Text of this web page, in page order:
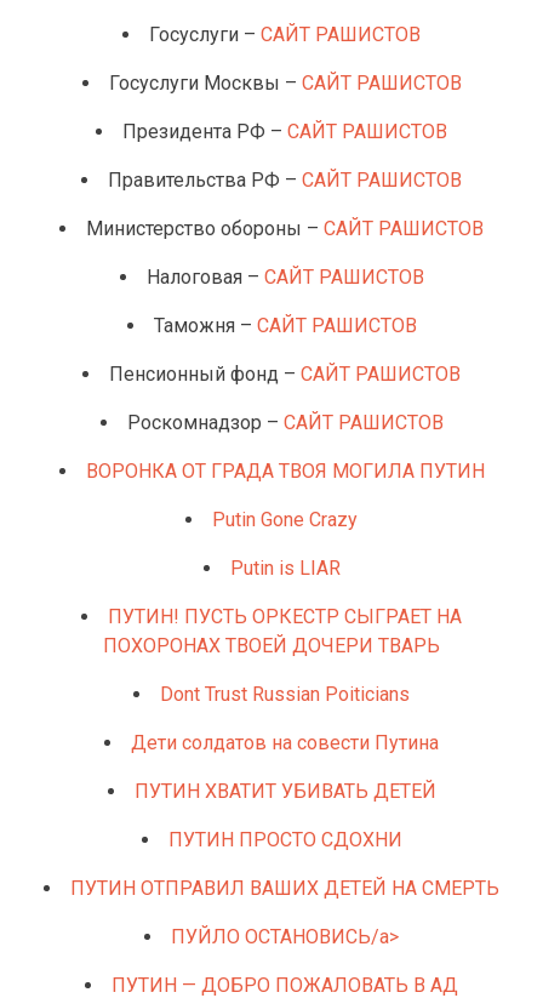
Госуслуги – САЙТ РАШИСТОВ
Госуслуги Москвы – САЙТ РАШИСТОВ
Президента РФ – САЙТ РАШИСТОВ
Правительства РФ – САЙТ РАШИСТОВ
Министерство обороны – САЙТ РАШИСТОВ
Налоговая – САЙТ РАШИСТОВ
Таможня – САЙТ РАШИСТОВ
Пенсионный фонд – САЙТ РАШИСТОВ
Роскомнадзор – САЙТ РАШИСТОВ
ВОРОНКА ОТ ГРАДА ТВОЯ МОГИЛА ПУТИН
Putin Gone Crazy
Putin is LIAR
ПУТИН! ПУСТЬ ОРКЕСТР СЫГРАЕТ НА
ПОХОРОНАХ ТВОЕЙ ДОЧЕРИ ТВАРЬ
Dont Trust Russian Poiticians
Дети солдатов на совести Путина
ПУТИН ХВАТИТ УБИВАТЬ ДЕТЕЙ
ПУТИН ПРОСТО СДОХНИ
ПУТИН ОТПРАВИЛ ВАШИХ ДЕТЕЙ НА СМЕРТЬ
ПУЙЛО ОСТАНОВИСЬ/a>
ПУТИН — ДОБРО ПОЖАЛОВАТЬ В АД